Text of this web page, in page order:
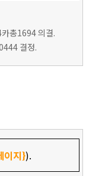
총1694 의결.
결정.
이지}).